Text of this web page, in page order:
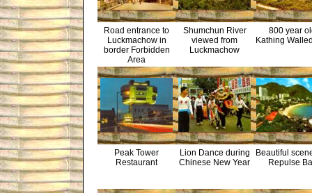
Road entrance to
Luckmachow in
border Forbidden
Area
Shumchun River
viewed from
Luckmachow
800 year
Kathing
Peak Tower
Restaurant
Lion Dance during
Chinese New Year
Beautiful
Repulse